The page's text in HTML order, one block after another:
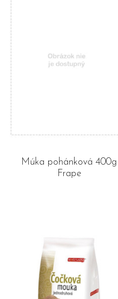
Múka pohánková 400g
Frape